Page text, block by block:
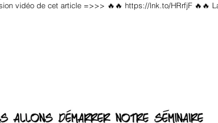
vidéo de cet article =>>> 🔥🔥 https://lnk.to/HRrfjF 🔥🔥